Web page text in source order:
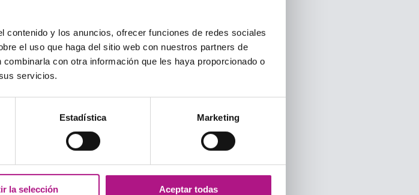
y los anuncios, ofrecer funciones de redes sociales
el uso que haga del sitio web con nuestros partners de
con otra información que les haya proporcionado o
servicios.
Estadística Marketing
la selección Aceptar todas
de oración
equivale a will. De
que el verboshall
ten en cuenta lo formal